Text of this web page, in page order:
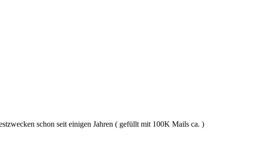
schon seit einigen Jahren ( gefüllt mit 100K Mails ca. )